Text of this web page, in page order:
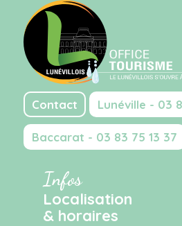
Contact Lunéville - 03
Baccarat - 03 83 75 13 37
Infos
Localisation
& horaires